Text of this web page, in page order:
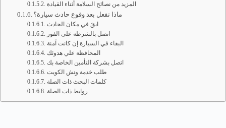
المزيد من نصائح السلامة أثناء القيادة
ماذا تفعل بعد وقوع حادث سيارة؟
ابقَ في مكان الحادث
اتصل بالشرطة على الفور
البقاء في السيارة إن كانت آمنة
المحافظة علي هدوئك
اتصل بشركة التأمين الخاصة بك
طلب خدمة ونش الكويت
كلمات البحث ذات الصلة
روابط ذات الصلة